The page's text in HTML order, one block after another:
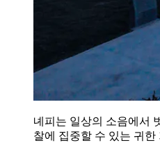
녜피는 일상의 소음에서
찰에 집중할 수 있는 귀